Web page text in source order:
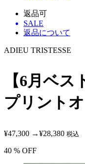
返品可
SALE
返品について
ADIEU TRISTESSE
【6月ベ
プリント
¥47,300 →¥28,380 税込
40 % OFF